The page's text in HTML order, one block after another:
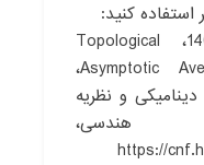
استفاده کنید:
علیرضا احمدی، سید، 1400، Topological
Asymptotic Average Shadowing Property،
و نظريه
https://